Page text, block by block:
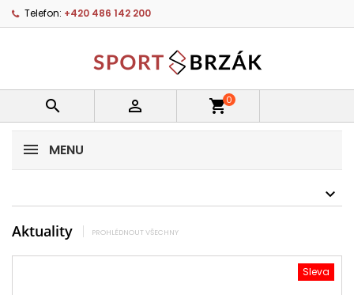
Telefon: +420 486 142 200
  shopping_cart0
MENU
Aktuality PROHLÉDNOUT VŠECHNY
Sleva